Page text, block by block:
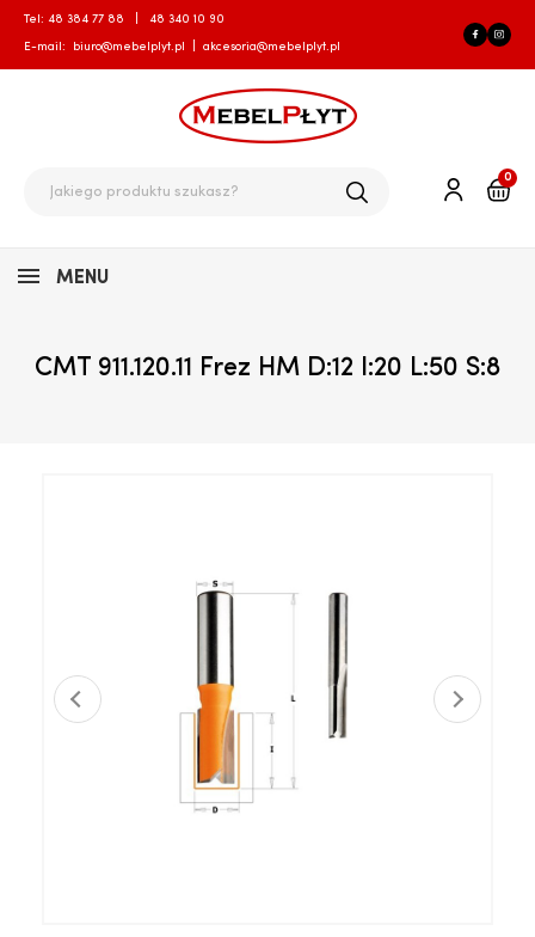
Tel: 48 384 77 88 48 340 10 90
E-mail: biuro@mebelplyt.pl akcesoria@mebelplyt.pl
0
MENU
CMT 911.120.11 Frez HM D:12 I:20 L:50 S:8